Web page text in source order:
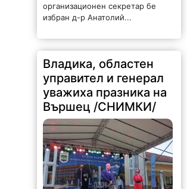
организационен секретар бе
избран д-р Анатолий...
Владика, областен
управител и генерал
уважиха празника на
Вършец /СНИМКИ/